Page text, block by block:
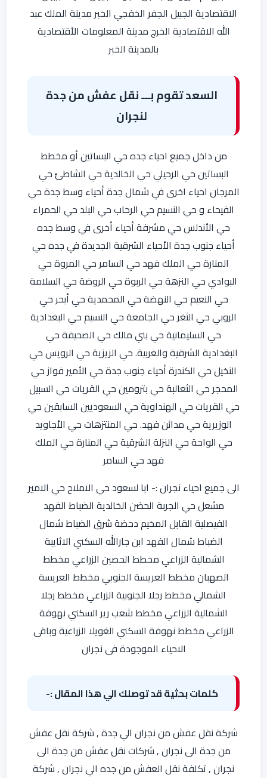
الاقتصادية الجبيل الجفر الخفجي الخبر مدينة الملك عبد
الله الاقتصادية الخرج مدينة المعلومات الأقتصادية
بالمدينة الخبر
السعد تقوم بـــ نقل عفش من جدة
لنجران
من داخل جميع احياء جده حي البساتين أو مخطط
البساتين حي الرحيلي حي الخالدية حي الشاطئ حي
المرجان احياء اخرى في شمال جدة أحياء وسط جدة حي
الفيحاء و حي النسيم حي الرحاب حي البلد حي الحمراء
حي الأندلس حي مشرفة أحياء أخرى في وسط جده
أحياء جنوب جدة الأحياء الشرقية الجديدة في جده حي
المنارة حي الملك فهد حي السامر حي المروة حي
البوادي حي النزهة حي الربوة حي الروضة حي السلامة
حي النعيم حي النهضة حي المحمدية حي أبحر حي
الروبي حي الثغر حي الجامعة حي النسيم حي البغدادية
حي السليمانية حي بني مالك حي الصحيفة حي
البغدادية الشرقية والغربية. حي الزيزية حي الرويس حي
النخيل حي الكندرة أحياء جنوب جدة حي الأمير فواز حي
المحجر حي الثعالبة حي بترومين حي القريات حي السبيل
حي القريات حي الهنداوية حي السعوديين السابقين حي
الوزيرية حي مدائن فهد. حي المنتزهات حي الأجاويد
حي الواحة حي النزلة الشرقية حي المنارة حي الملك
فهد حي السامر
الى جميع احياء نجران :- ابا لسعود حي الاملاح حي الامير
مشعل حي الجربة الحضن الخالدية الضباط الفهد
الفيصلية القابل المخيم دحضة شرق الضباط شمال
الضباط شمال الفهد ابن جارالله السكني الاثايبة
الشمالية الزراعي مخطط الحصين الزراعي مخطط
الصهبان مخطط العريسة الجنوبي مخطط العريسة
الشمالي مخطط رجلا الجنوبية الزراعي مخطط رجلا
الشمالية الزراعي مخطط شعب رير السكني نهوفة
الزراعي مخطط نهوفة السكني الغويلا الزراعية وباقى
الاحياء الموجودة فى نجران
كلمات بحثية قد توصلك الي هذا المقال :-
شركة نقل عفش من نجران الي جدة , شركة نقل عفش
من جدة الى نجران , شركات نقل عفش من جدة الى
نجران , تكلفة نقل العفش من جده الي نجران , شركة